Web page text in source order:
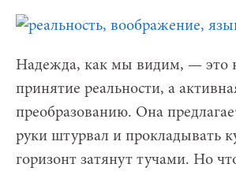
Надежда, как мы видим, — это
принятие реальности, а
преобразованию. Она
руки штурвал и прокладывать
горизонт затянут тучами. Но